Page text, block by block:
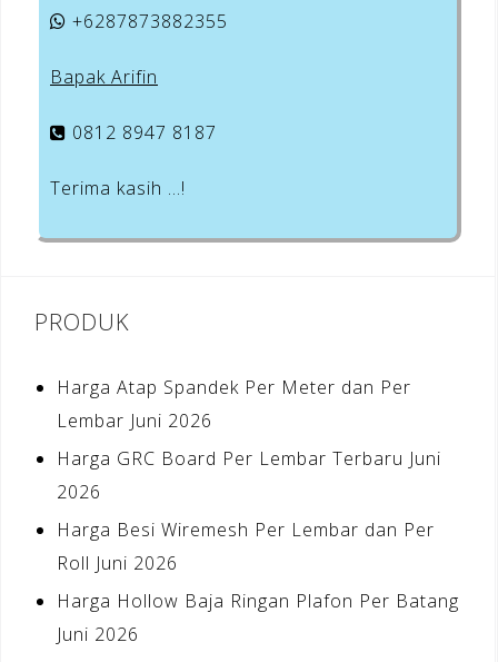
+6287873882355
Bapak Arifin
0812 8947 8187
Terima kasih …!
PRODUK
Harga Atap Spandek Per Meter dan Per
Lembar Juni 2026
Harga GRC Board Per Lembar Terbaru Juni
2026
Harga Besi Wiremesh Per Lembar dan Per
Roll Juni 2026
Harga Hollow Baja Ringan Plafon Per Batang
Juni 2026